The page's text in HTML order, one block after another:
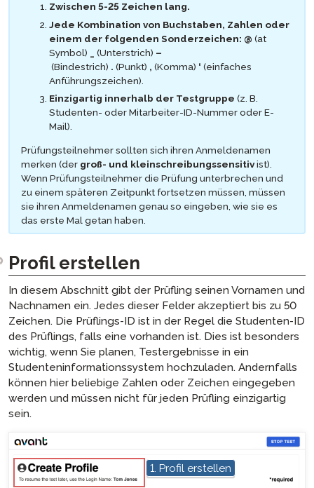
Zwischen 5-25 Zeichen lang.
Jede Kombination von Buchstaben, Zahlen oder
einem der folgenden Sonderzeichen: @ (at
Symbol)
(Unterstrich) –
(Bindestrich) . (Punkt) , (Komma) ‘ (einfaches
Anführungszeichen).
Einzigartig innerhalb der Testgruppe (z. B.
Studenten- oder Mitarbeiter-ID-Nummer oder E-
Mail).
Prüfungsteilnehmer sollten sich ihren Anmeldenamen
merken (der groß- und kleinschreibungssensitivist).
Wenn Prüfungsteilnehmer die Prüfung unterbrechen und
zu einem späteren Zeitpunkt fortsetzen müssen, müssen
sie ihren Anmeldenamen genau so eingeben, wie sie es
das erste Mal getan haben.
Profil erstellen
In diesem Abschnitt gibt der Prüfling seinen Vornamen und
Nachnamen ein. Jedes dieser Felder akzeptiert bis zu 50
Zeichen. Die Prüflings-ID ist in der Regel die Studenten-ID
des Prüflings, falls eine vorhanden ist. Dies ist besonders
wichtig, wenn Sie planen, Testergebnisse in ein
Studenteninformationssystem hochzuladen. Andernfalls
können hier beliebige Zahlen oder Zeichen eingegeben
werden und müssen nicht für jeden Prüfling einzigartig
sein.
hotspot 1. Profil erstellen